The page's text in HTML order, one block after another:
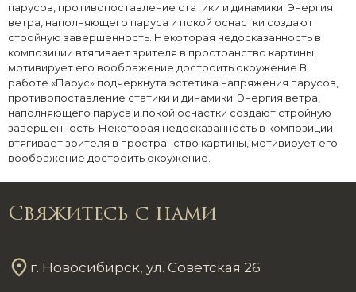
парусов, противопоставление статики и динамики. Энергия
ветра, наполняющего паруса и покой оснастки создают
стройную завершенность. Некоторая недосказанность в
композиции втягивает зрителя в пространство картины,
мотивирует его воображение достроить окружение.В
работе «Парус» подчеркнута эстетика напряжения парусов,
противопоставление статики и динамики. Энергия ветра,
наполняющего паруса и покой оснастки создают стройную
завершенность. Некоторая недосказанность в композиции
втягивает зрителя в пространство картины, мотивирует его
воображение достроить окружение.
Свяжитесь с нами
г. Новосибирск, ул. Советская 26